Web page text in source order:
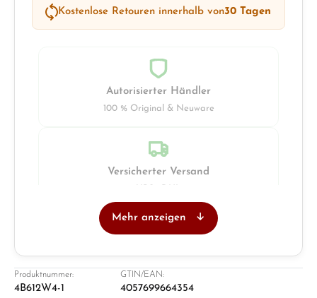
Kostenlose Retouren innerhalb von30 Tagen
Autorisierter Händler
100 % Original & Neuware
Versicherter Versand
Ladengeschäft in Solingen
Mehr anzeigen
Produktnummer:
4B612W4-1
GTIN/EAN:
4057699664354